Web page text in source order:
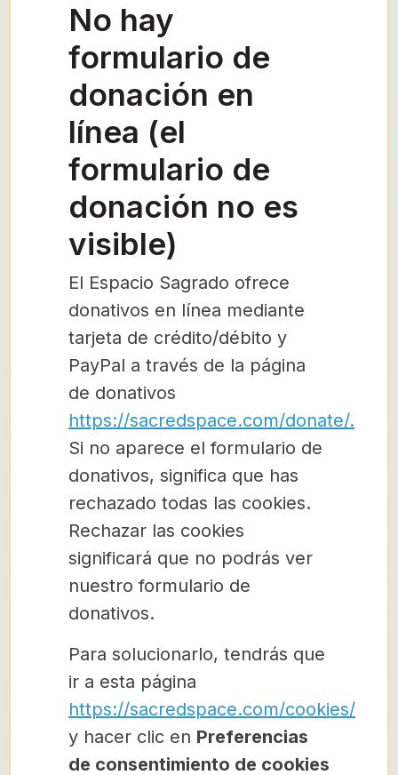
No hay
formulario de
donación en
línea (el
formulario de
donación no es
visible)
El Espacio Sagrado ofrece
donativos en línea mediante
tarjeta de crédito/débito y
PayPal a través de la página
de donativos
https://sacredspace.com/donate/.
Si no aparece el formulario de
donativos, significa que has
rechazado todas las cookies.
Rechazar las cookies
significará que no podrás ver
nuestro formulario de
donativos.
Para solucionarlo, tendrás que
ir a esta página
https://sacredspace.com/cookies/
y hacer clic en Preferencias
de consentimiento de cookies